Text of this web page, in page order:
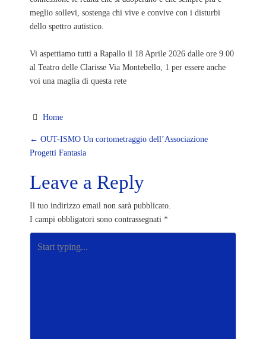
meglio sollevi, sostenga chi vive e convive con i disturbi
dello spettro autistico.
Vi aspettiamo tutti a Rapallo il 18 Aprile 2026 dalle ore 9.00
al Teatro delle Clarisse Via Montebello, 1 per essere anche
voi una maglia di questa rete
Home
P
o
s
t
n
← OUT-ISMO Un cortometraggio dell’Associazione
Progetti Fantasia
Leave a Reply
Il tuo indirizzo email non sarà pubblicato.
I campi obbligatori sono contrassegnati *